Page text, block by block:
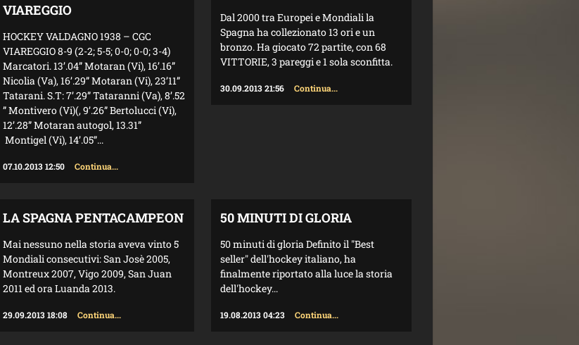
VIAREGGIO
HOCKEY VALDAGNO 1938 – CGC
VIAREGGIO 8-9 (2-2; 5-5; 0-0; 0-0; 3-4)
Marcatori. 13’.04” Motaran (Vi), 16’.16”
Nicolia (Va), 16’.29” Motaran (Vi), 23’11”
Tatarani. S.T: 7’.29” Tataranni (Va), 8’.52
” Montivero (Vi)(, 9’.26” Bertolucci (Vi),
12’.28” Motaran autogol, 13.31”
Montigel (Vi), 14’.05”...
07.10.2013 12:50 Continua...
Dal 2000 tra Europei e Mondiali la
Spagna ha collezionato 13 ori e un
bronzo. Ha giocato 72 partite, con 68
VITTORIE, 3 pareggi e 1 sola sconfitta.
30.09.2013 21:56 Continua...
LA SPAGNA PENTACAMPEON
Mai nessuno nella storia aveva vinto 5
Mondiali consecutivi: San Josè 2005,
Montreux 2007, Vigo 2009, San Juan
2011 ed ora Luanda 2013.
29.09.2013 18:08 Continua...
50 MINUTI DI GLORIA
50 minuti di gloria Definito il "Best
seller" dell'hockey italiano, ha
finalmente riportato alla luce la storia
dell'hockey...
19.08.2013 04:23 Continua...